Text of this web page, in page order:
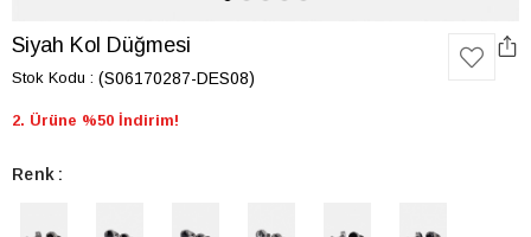
Siyah Kol Düğmesi
Stok Kodu (S06170287-DES08)
2. Ürüne %50 İndirim!
Renk